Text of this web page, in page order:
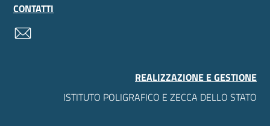
CONTATTI
REALIZZAZIONE E GESTIONE
ISTITUTO POLIGRAFICO E ZECCA DELLO STATO